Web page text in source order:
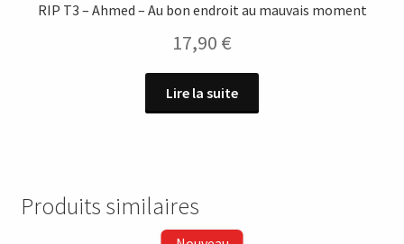
RIP T3 – Ahmed – Au bon endroit au mauvais moment
17,90 €
Lire la suite
Produits similaires